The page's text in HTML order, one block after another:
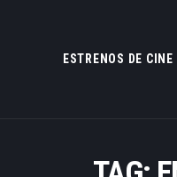
ESTRENOS DE CINE